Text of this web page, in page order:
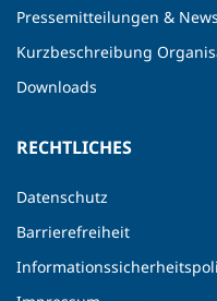
Pressemitteilungen & News
Kurzbeschreibung
Downloads
RECHTLICHES
Datenschutz
Barrierefreiheit